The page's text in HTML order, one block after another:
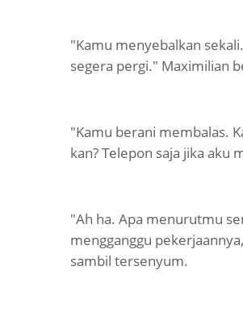
"Kamu menyebalkan
segera pergi." Maximilian
"Kamu berani membalas.
kan? Telepon saja jika
"Ah ha. Apa menurutmu
mengganggu
sambil tersenyum.